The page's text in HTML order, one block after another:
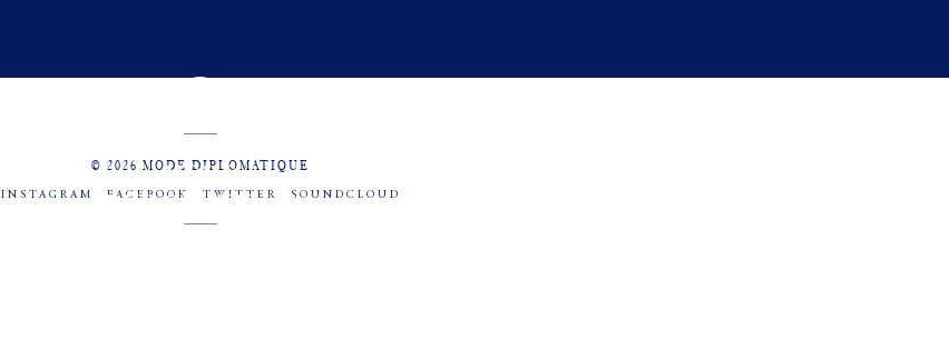
© 2026 MODE DIPLOMATIQUE
INSTAGRAM FACEBOOK TWITTER SOUNDCLOUD